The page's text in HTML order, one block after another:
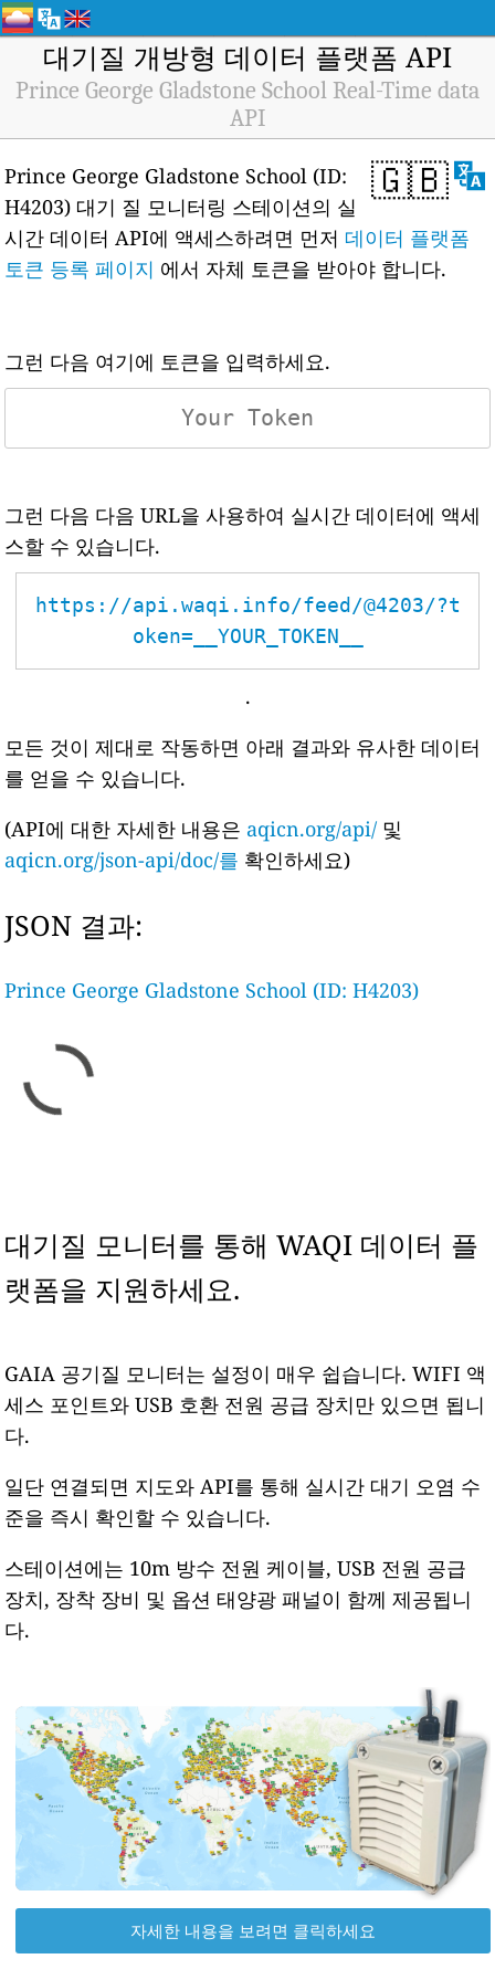
대기질 개방형 데이터 플랫폼 API
Prince George Gladstone School Real-Time data
API
🇬🇧
Prince George Gladstone School (ID:
H4203) 대기 질 모니터링 스테이션의 실
시간 데이터 API에 액세스하려면 먼저 데이터 플랫폼
토큰 등록 페이지 에서 자체 토큰을 받아야 합니다.
그런 다음 여기에 토큰을 입력하세요.
그런 다음 다음 URL을 사용하여 실시간 데이터에 액세
스할 수 있습니다.
https://api.waqi.info/feed/@4203/?t
oken=__YOUR_TOKEN__
.
모든 것이 제대로 작동하면 아래 결과와 유사한 데이터
를 얻을 수 있습니다.
(API에 대한 자세한 내용은 aqicn.org/api/ 및
aqicn.org/json-api/doc/를 확인하세요)
JSON 결과:
Prince George Gladstone School (ID: H4203)
대기질 모니터를 통해 WAQI 데이터 플
랫폼을 지원하세요.
GAIA 공기질 모니터는 설정이 매우 쉽습니다. WIFI 액
세스 포인트와 USB 호환 전원 공급 장치만 있으면 됩니
다.
일단 연결되면 지도와 API를 통해 실시간 대기 오염 수
준을 즉시 확인할 수 있습니다.
스테이션에는 10m 방수 전원 케이블, USB 전원 공급
장치, 장착 장비 및 옵션 태양광 패널이 함께 제공됩니
다.
자세한 내용을 보려면 클릭하세요